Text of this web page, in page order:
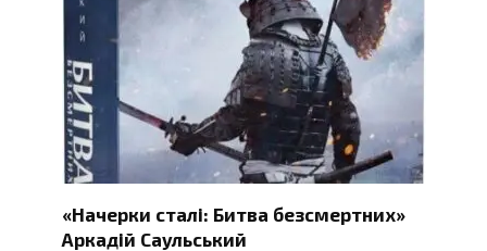
«Начерки сталі: Битва безсмертних»
Аркадій Саульський